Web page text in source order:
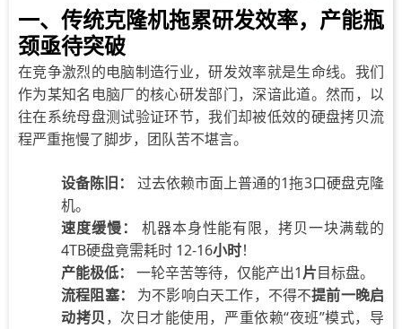
一、传统克隆机拖累研发效率，产能瓶
颈亟待突破
在竞争激烈的电脑制造行业，研发效率就是生命线。 我们
作为某知名电脑厂的核心研发部门，深谙此道。然而，以
往在系统母盘测试验证环节，我们却被低效的硬盘拷贝流
程严重拖慢了脚步，团队苦不堪言。
设备陈旧：
过去依赖市面上普通的1拖3口硬盘克隆
机。
速度缓慢：
机器本身性能有限，拷贝一块满载的
4TB硬盘竟需耗时 12-16小时！
产能极低：
一轮辛苦等待，仅能产出1片目标盘。
流程阻塞：
为不影响白天工作，不得不提前一晚启
动拷贝，次日才能使用，严重依赖“夜班”模式，导